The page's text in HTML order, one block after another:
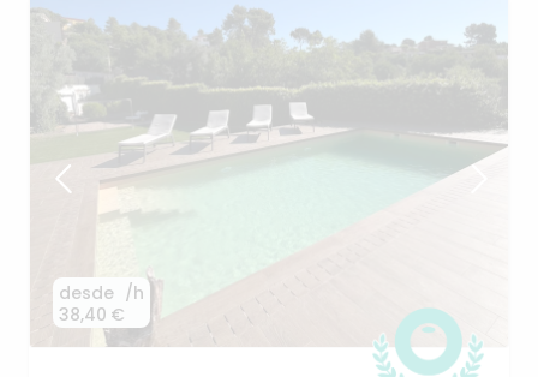
desde
38,40 €
/h